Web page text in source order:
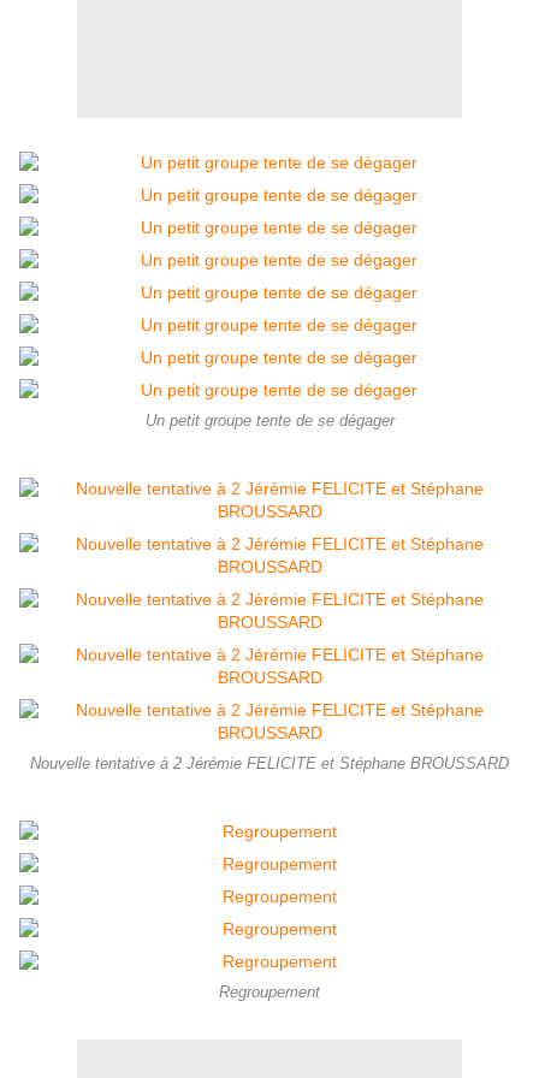
Un petit groupe tente de se dégager
Nouvelle tentative à 2 Jérémie FELICITE et Stéphane BROUSSARD
Regroupement